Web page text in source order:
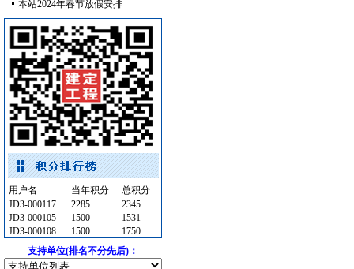
卫浴洁具 [采购中]
阀门组件室外排水
[采购中]
光源灯具 [采购中]
电线电缆 [采购中]
仿古砖 [采购中]
室外排水 [采购中]
门窗玻璃 [采购中]
电气控制开关 [采购中]
室内装修 [采购中]
电线电缆
[采购中]
其他 [采购中]
内外墙装饰材料
[采购中]
阀门 [采购中]
路标 [采购中]
本站2024年春节放假安排
用户名 当年积分
总积分
JD3-000117
2285
2345
JD3-000105
1500
1531
JD3-000108
1500
1750
支持单位(排名不分先后)：